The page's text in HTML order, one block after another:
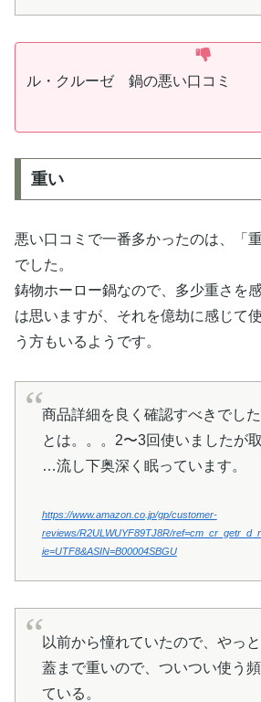
ル・クルーゼ 鍋の悪い口コミ
重い
悪い口コミで一番多かったのは、「
でした。
鋳物ホーロー鍋なので、多少重さを
は思いますが、それを億劫に感じて
う方もいるようです。
商品詳細を良く確認すべきでし
とは。。。2〜3回使いましたが
…流し下奥深く眠っています。
https://www.amazon.co.jp/gp/customer-
reviews/R2ULWUYF89TJ8R/
ie=UTF8&ASIN=B00004SBGU
以前から憧れていたので、やっ
蓋まで重いので、ついつい使う
ている。